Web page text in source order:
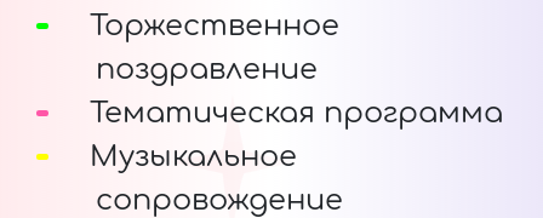
Торжественное
поздравление
Тематическая программа
Музыкальное
сопровождение